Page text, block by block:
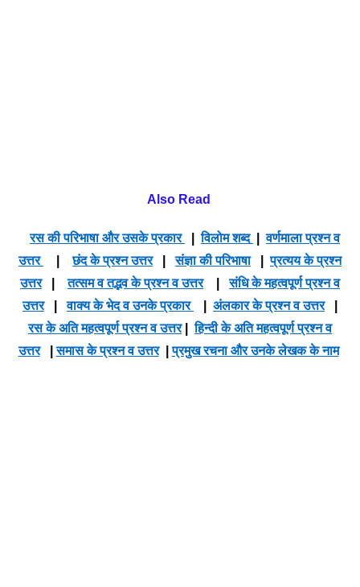
Also Read
रस की परिभाषा और उसके प्रकार |विलोम शब्द |वर्णमाला प्रश्न व
उत्तर
|छंद के प्रश्न उत्तर|संज्ञा की परिभाषा|प्रत्यय के प्रश्न
उत्तर|तत्सम व तद्भव के प्रश्न व उत्तर|संधि के महत्वपूर्ण प्रश्न व
उत्तर|वाक्य के भेद व उनके प्रकार अंलकार के प्रश्न व उत्तर|
रस के अति महत्वपूर्ण प्रश्न व उत्तर|हिन्दी के अति महत्वपूर्ण प्रश्न व
उत्तर|समास के प्रश्न व उत्तर|प्रमुख रचना और उनके लेखक के नाम